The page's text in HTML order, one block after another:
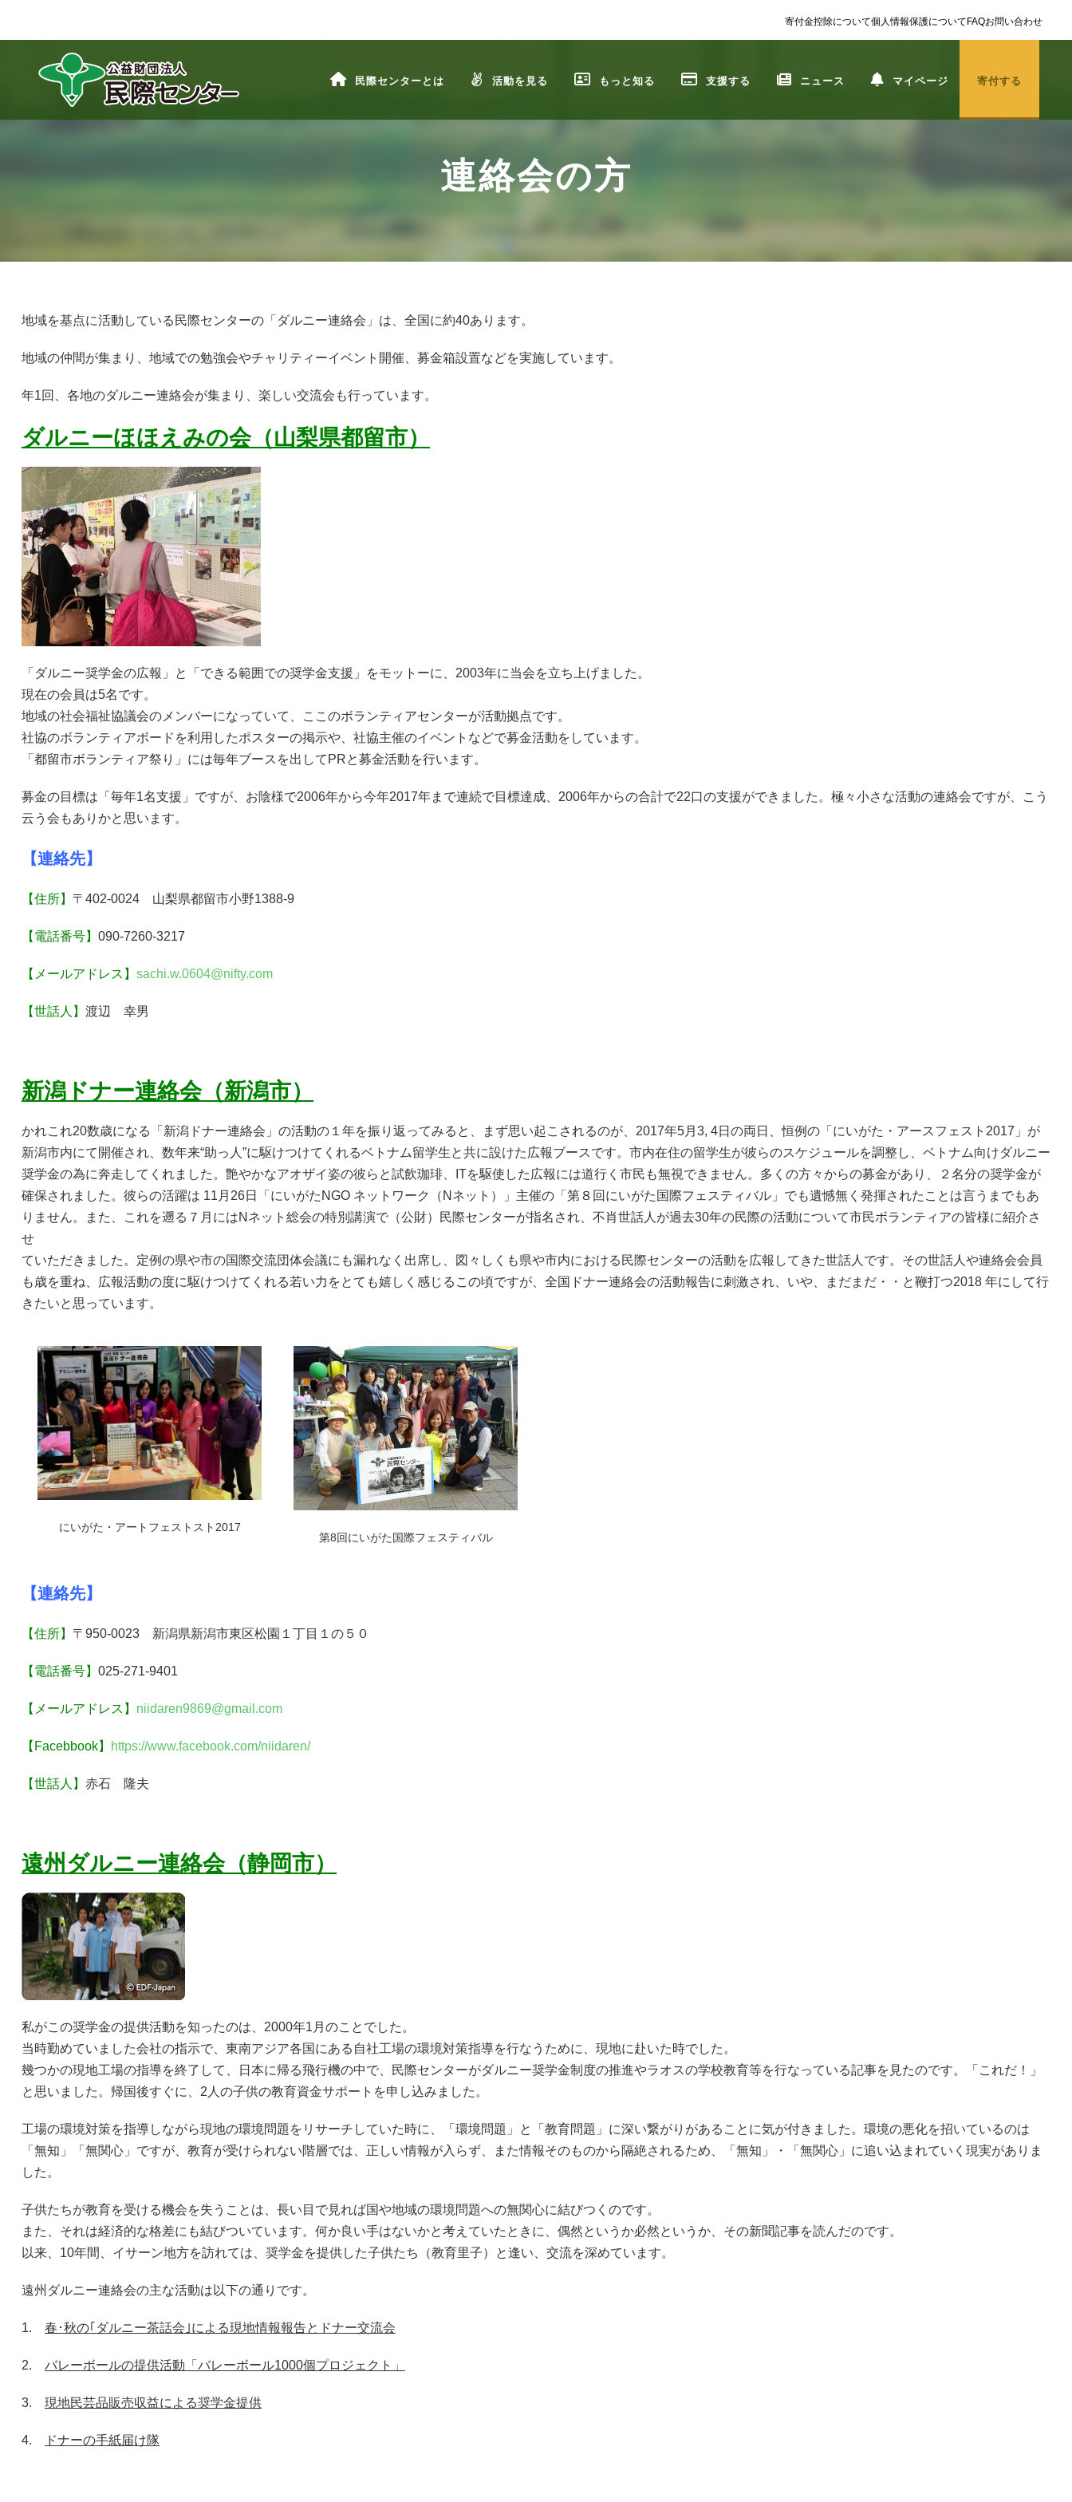
寄付金控除について個人情報保護についてFAQお問い合わせ
民際センターとは 活動を見る もっと知る 支援する ニュース マイページ 寄付する
連絡会の方
地域を基点に活動している民際センターの「ダルニー連絡会」は、全国に約40あります。
地域の仲間が集まり、地域での勉強会やチャリティーイベント開催、募金箱設置などを実施しています。
年1回、各地のダルニー連絡会が集まり、楽しい交流会も行っています。
ダルニーほほえみの会（山梨県都留市）
「ダルニー奨学金の広報」と「できる範囲での奨学金支援」をモットーに、2003年に当会を立ち上げました。
現在の会員は5名です。
地域の社会福祉協議会のメンバーになっていて、ここのボランティアセンターが活動拠点です。
社協のボランティアボードを利用したポスターの掲示や、社協主催のイベントなどで募金活動をしています。
「都留市ボランティア祭り」には毎年ブースを出してPRと募金活動を行います。
募金の目標は「毎年1名支援」ですが、お陰様で2006年から今年2017年まで連続で目標達成、2006年からの合計で22口の支援ができました。 極々小さな活動の連絡会ですが、こう
云う会もありかと思います。
【連絡先】
【住所】 〒402-0024 山梨県都留市小野1388-9
【電話番号】 090-7260-3217
【メールアドレス】 sachi.w.0604@nifty.com
【世話人】 渡辺 幸男
新潟ドナー連絡会（新潟市）
かれこれ20数歳になる「新潟ドナー連絡会」の活動の１年を振り返ってみると、まず思い起こされるのが、2017年5月3, 4日の両日、恒例の「にいがた・アースフェスト2017」が
新潟市内にて開催され、数年来“助っ人”に駆けつけてくれるベトナム留学生と共に設けた広報ブースです。市内在住の留学生が彼らのスケジュールを調整し、ベトナム向けダルニー
奨学金の為に奔走してくれました。艶やかなアオザイ姿の彼らと試飲珈琲、ITを駆使した広報には道行く市民も無視できません。多くの方々からの募金があり、２名分の奨学金が
確保されました。彼らの活躍は 11月26日「にいがたNGO ネットワーク（Nネット）」主催の「第８回にいがた国際フェスティバル」でも遺憾無く発揮されたことは言うまでもあ
りません。また、これを遡る７月にはNネット総会の特別講演で（公財）民際センターが指名され、不肖世話人が過去30年の民際の活動について市民ボランティアの皆様に紹介さ
せ
ていただきました。定例の県や市の国際交流団体会議にも漏れなく出席し、図々しくも県や市内における民際センターの活動を広報してきた世話人です。その世話人や連絡会会員
も歳を重ね、広報活動の度に駆けつけてくれる若い力をとても嬉しく感じるこの頃ですが、全国ドナー連絡会の活動報告に刺激され、いや、まだまだ・・と鞭打つ2018 年にして行
きたいと思っています。
にいがた・アートフェストスト2017
第8回にいがた国際フェスティバル
【連絡先】
【住所】 〒950-0023 新潟県新潟市東区松園１丁目１の５０
【電話番号】 025-271-9401
【メールアドレス】 niidaren9869@gmail.com
【Facebbook】 https://www.facebook.com/niidaren/
【世話人】 赤石 隆夫
遠州ダルニー連絡会（静岡市）
私がこの奨学金の提供活動を知ったのは、2000年1月のことでした。
当時勤めていました会社の指示で、東南アジア各国にある自社工場の環境対策指導を行なうために、現地に赴いた時でした。
幾つかの現地工場の指導を終了して、日本に帰る飛行機の中で、民際センターがダルニー奨学金制度の推進やラオスの学校教育等を行なっている記事を見たのです。「これだ！」
と思いました。帰国後すぐに、2人の子供の教育資金サポートを申し込みました。
工場の環境対策を指導しながら現地の環境問題をリサーチしていた時に、「環境問題」と「教育問題」に深い繋がりがあることに気が付きました。 環境の悪化を招いているのは
「無知」「無関心」ですが、教育が受けられない階層では、正しい情報が入らず、また情報そのものから隔絶されるため、「無知」・「無関心」に追い込まれていく現実がありま
した。
子供たちが教育を受ける機会を失うことは、長い目で見れば国や地域の環境問題への無関心に結びつくのです。
また、それは経済的な格差にも結びついています。何か良い手はないかと考えていたときに、偶然というか必然というか、その新聞記事を読んだのです。
以来、10年間、イサーン地方を訪れては、奨学金を提供した子供たち（教育里子）と逢い、交流を深めています。
遠州ダルニー連絡会の主な活動は以下の通りです。
1. 春･秋の｢ダルニー茶話会｣による現地情報報告とドナー交流会
2. バレーボールの提供活動「バレーボール1000個プロジェクト」
3. 現地民芸品販売収益による奨学金提供
4. ドナーの手紙届け隊